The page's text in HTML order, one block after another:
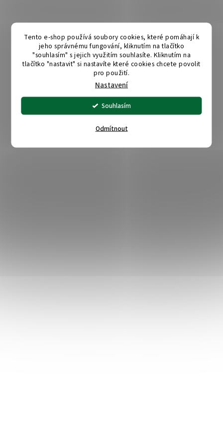
Tento e-shop používá soubory cookies, které pomáhají k
jeho správnému fungování, kliknutím na tlačítko
"souhlasím" s jejich využitím souhlasíte. Kliknutím na
tlačítko "nastavit" si nastavíte které cookies chcete povolit
pro použití.
Nastavení
Odmítnout
Souhlasím